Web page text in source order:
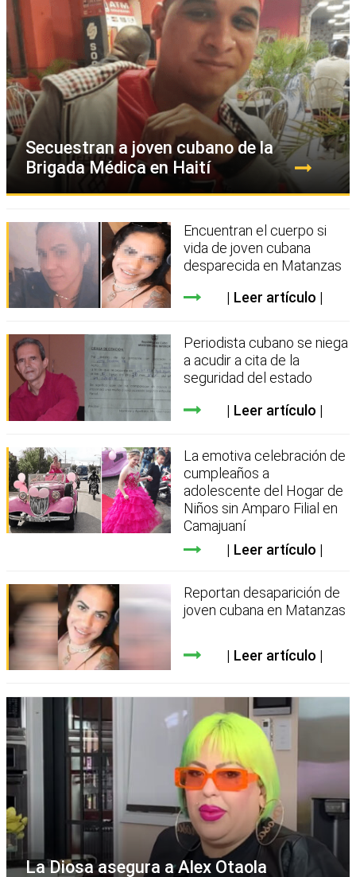
Secuestran a joven cubano de la
Brigada Médica en Haití
Encuentran el cuerpo si
vida de joven cubana
desparecida en Matanzas
Leer artículo
Periodista cubano se niega
a acudir a cita de la
seguridad del estado
Leer artículo
La emotiva celebración de
cumpleaños a
adolescente del Hogar de
Niños sin Amparo Filial en
Camajuaní
Leer artículo
Reportan desaparición de
joven cubana en Matanzas
Leer artículo
La Diosa asegura a Alex Otaola